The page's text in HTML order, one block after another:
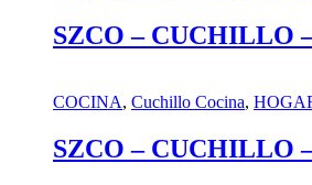
SZCO – CUCHILLO
COCINA, Cuchillo Cocina,
SZCO – CUCHILLO